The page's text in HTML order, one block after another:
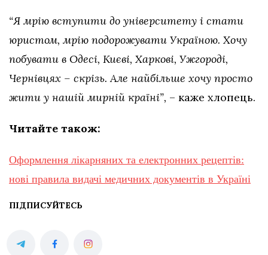
“Я мрію вступити до університету і стати
юристом, мрію подорожувати Україною. Хочу
побувати в Одесі, Києві, Харкові, Ужгороді,
Чернівцях – скрізь. Але найбільше хочу просто
жити у нашій мирній країні”, – каже хлопець.
Читайте також:
Оформлення лікарняних та електронних рецептів:
нові правила видачі медичних документів в Україні
ПІДПИСУЙТЕСЬ